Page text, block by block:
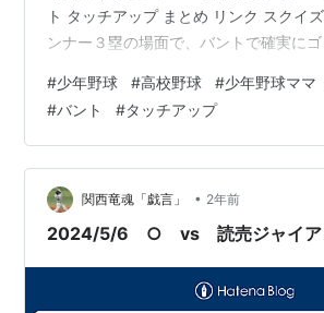
ト タッチアップ まとめ リンク スクイ
ンナー３塁の場面で、バントで確実に
にホームインする必要があるため、多く
ンナーはバントが決まる前、ピッチャー
スタートすることになります。 「１点
採用されるプレーですが、バントが空
３塁ランナーがアウトになってしまうリ
になります。 守備側は、スクイズ…
#少年野球 #高校野球 #少年野球ママ
#バント #タッチアップ
関西竜魂「戯言」 • 2年前
2024/5/6 ○ vs 読売ジャイ